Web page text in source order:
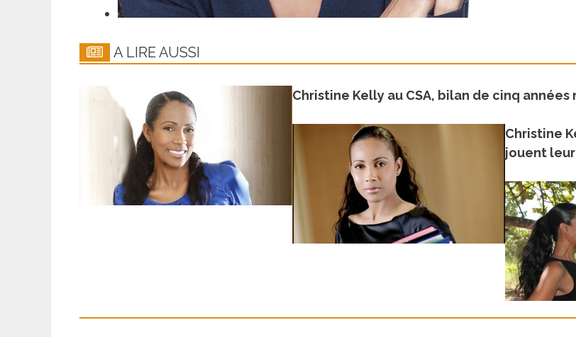
A LIRE AUSSI
Christine Kelly au CSA, bilan de cinq années
Christine
jouent